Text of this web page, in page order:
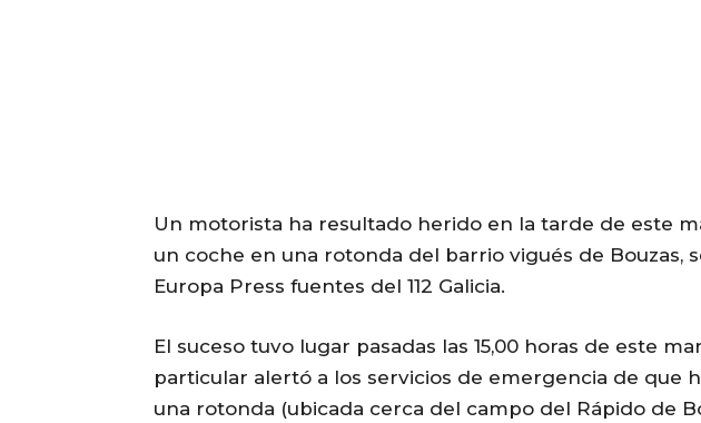
Un motorista ha resultado herido en la tarde de este
un coche en una rotonda del barrio vigués de Bouzas,
Europa Press fuentes del 112 Galicia.
El suceso tuvo lugar pasadas las 15,00 horas de este
particular alertó a los servicios de emergencia de que
una rotonda (ubicada cerca del campo del Rápido de